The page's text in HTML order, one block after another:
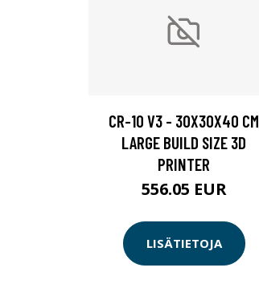
CR-10 V3 - 30X30X40 CM
LARGE BUILD SIZE 3D
PRINTER
556.05 EUR
LISÄTIETOJA